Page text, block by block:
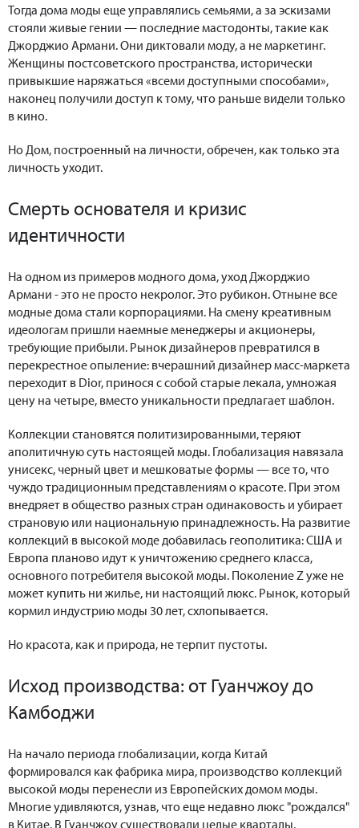
Тогда дома моды еще управлялись семьями, а за эскизами
стояли живые гении — последние мастодонты, такие как
Джорджио Армани. Они диктовали моду, а не маркетинг.
Женщины постсоветского пространства, исторически
привыкшие наряжаться «всеми доступными способами»,
наконец получили доступ к тому, что раньше видели только
в кино.
Но Дом, построенный на личности, обречен, как только эта
личность уходит.
Смерть основателя и кризис
идентичности
На одном из примеров модного дома, уход Джорджио
Армани - это не просто некролог. Это рубикон. Отныне все
модные дома стали корпорациями. На смену креативным
идеологам пришли наемные менеджеры и акционеры,
требующие прибыли. Рынок дизайнеров превратился в
перекрестное опыление: вчерашний дизайнер масс-маркета
переходит в Dior, принося с собой старые лекала, умножая
цену на четыре, вместо уникальности предлагает шаблон.
Коллекции становятся политизированными, теряют
аполитичную суть настоящей моды. Глобализация навязала
унисекс, черный цвет и мешковатые формы — все то, что
чуждо традиционным представлениям о красоте. При этом
внедряет в общество разных стран одинаковость и убирает
страновую или национальную принадлежность. На развитие
коллекций в высокой моде добавилась геополитика: США и
Европа планово идут к уничтожению среднего класса,
основного потребителя высокой моды. Поколение Z уже не
может купить ни жилье, ни настоящий люкс. Рынок, который
кормил индустрию моды 30 лет, схлопывается.
Но красота, как и природа, не терпит пустоты.
Исход производства: от Гуанчжоу до
Камбоджи
На начало периода глобализации, когда Китай
формировался как фабрика мира, производство коллекций
высокой моды перенесли из Европейских домом моды.
Многие удивляются, узнав, что еще недавно люкс "рождался"
в Китае. В Гуанчжоу существовали целые кварталы,